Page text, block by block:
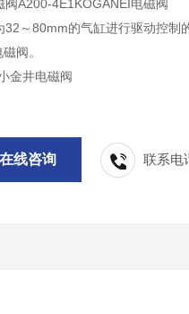
阀A200-4E1KOGANEI电磁阀
32～80mm的气缸进行驱动控制
阀。
金井电磁阀
在线咨询 联系电